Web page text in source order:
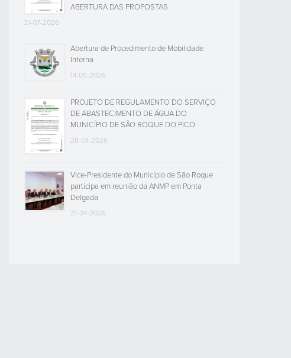
ABERTURA DAS PROPOSTAS
31-07-2026
Abertura de Procedimento de Mobilidade
Interna
14-05-2026
PROJETO DE REGULAMENTO DO SERVIÇO
DE ABASTECIMENTO DE ÁGUA DO
MUNICÍPIO DE SÃO ROQUE DO PICO
28-04-2026
Vice-Presidente do Município de São Roque
participa em reunião da ANMP em Ponta
Delgada
21-04-2026